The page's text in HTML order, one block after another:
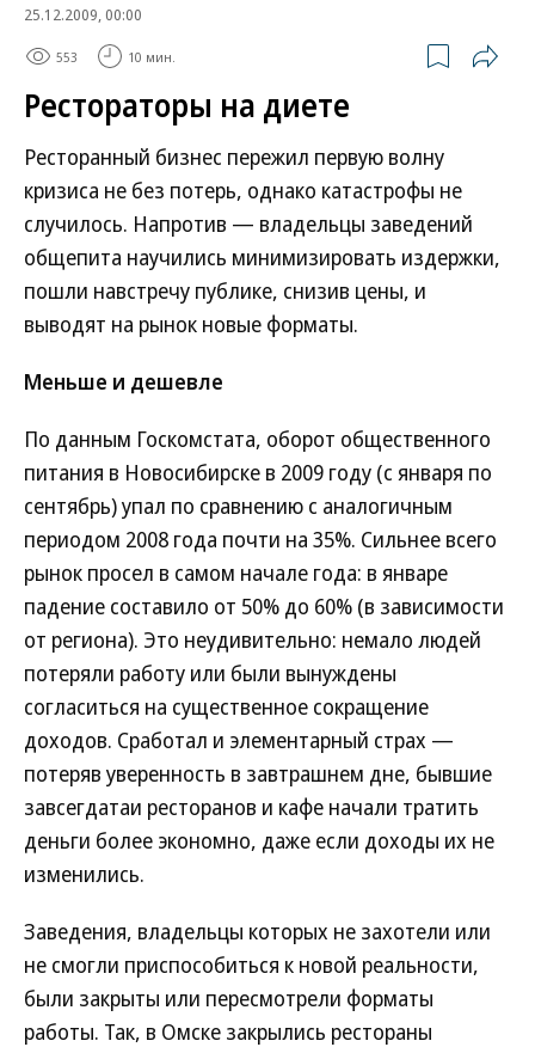
25.12.2009, 00:00
553 10 мин.
Рестораторы на диете
Ресторанный бизнес пережил первую волну
кризиса не без потерь, однако катастрофы не
случилось. Напротив — владельцы заведений
общепита научились минимизировать издержки,
пошли навстречу публике, снизив цены, и
выводят на рынок новые форматы.
Меньше и дешевле
По данным Госкомстата, оборот общественного
питания в Новосибирске в 2009 году (с января по
сентябрь) упал по сравнению с аналогичным
периодом 2008 года почти на 35%. Сильнее всего
рынок просел в самом начале года: в январе
падение составило от 50% до 60% (в зависимости
от региона). Это неудивительно: немало людей
потеряли работу или были вынуждены
согласиться на существенное сокращение
доходов. Сработал и элементарный страх —
потеряв уверенность в завтрашнем дне, бывшие
завсегдатаи ресторанов и кафе начали тратить
деньги более экономно, даже если доходы их не
изменились.
Заведения, владельцы которых не захотели или
не смогли приспособиться к новой реальности,
были закрыты или пересмотрели форматы
работы. Так, в Омске закрылись рестораны